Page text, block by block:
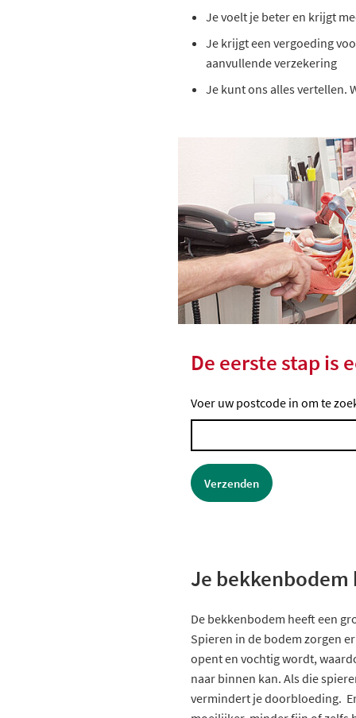
Je voelt je beter en krijgt
Je krijgt een vergoeding
aanvullende verzekering
Je kunt ons alles vertellen.
De eerste stap is
Voer uw postcode in om te
Verzenden
Je
De bekkenbodem heeft een
Spieren in de bodem zorgen
opent en vochtig wordt,
naar binnen kan. Als die
vermindert je doorbloeding.